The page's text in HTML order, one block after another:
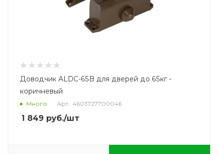
Доводчик ALDC-65B для дверей до 65кг -
коричневый
Много Арт.: 4603727700046
1 849 руб./шт